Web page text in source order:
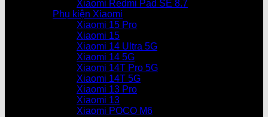
Xiaomi Redmi Pad SE 8.7
Phụ kiện Xiaomi
Xiaomi 15 Pro
Xiaomi 15
Xiaomi 14 Ultra 5G
Xiaomi 14 5G
Xiaomi 14T Pro 5G
Xiaomi 14T 5G
Xiaomi 13 Pro
Xiaomi 13
Xiaomi POCO M6